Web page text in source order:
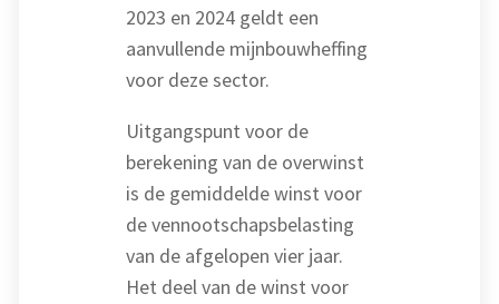
2023 en 2024 geldt een
aanvullende mijnbouwheffing
voor deze sector.
Uitgangspunt voor de
berekening van de overwinst
is de gemiddelde winst voor
de vennootschapsbelasting
van de afgelopen vier jaar.
Het deel van de winst voor